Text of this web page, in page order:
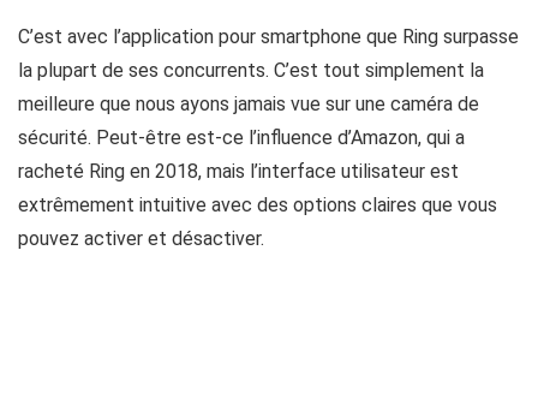
C’est avec l’application pour smartphone que Ring surpasse
la plupart de ses concurrents. C’est tout simplement la
meilleure que nous ayons jamais vue sur une caméra de
sécurité. Peut-être est-ce l’influence d’Amazon, qui a
racheté Ring en 2018, mais l’interface utilisateur est
extrêmement intuitive avec des options claires que vous
pouvez activer et désactiver.